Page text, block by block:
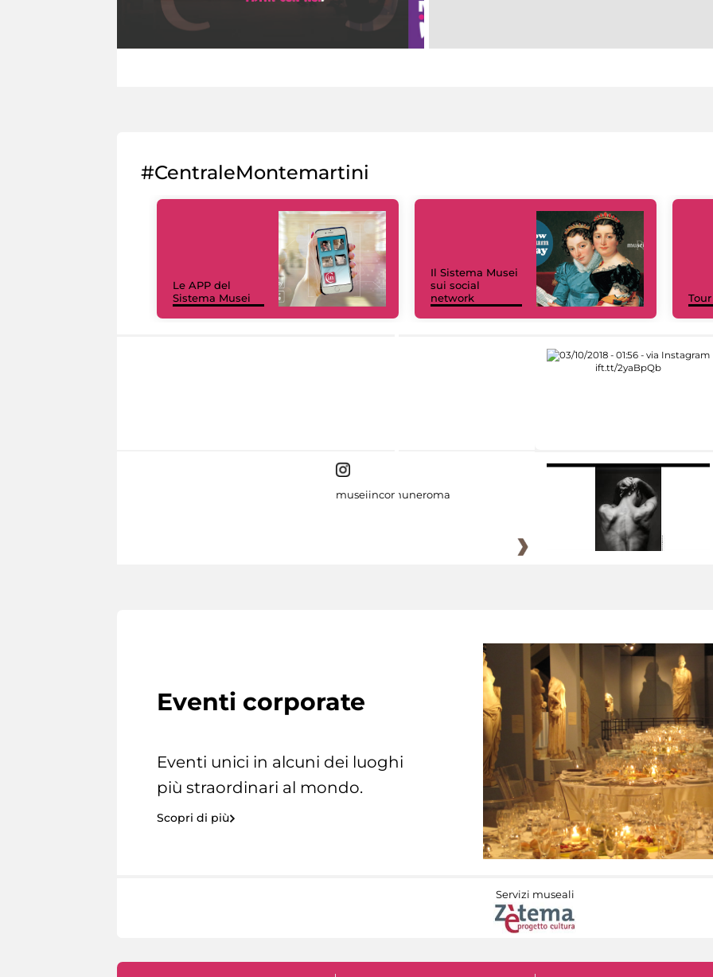
#CentraleMontemartini
Le APP del
Sistema Musei
Il Sistema Musei
sui social
network
museiincomuneroma
Eventi corporate
Eventi unici in alcuni dei luoghi
più straordinari al mondo.
Scopri di più
Servizi museali